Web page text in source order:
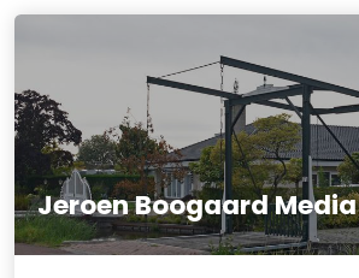
Jeroen Boogaard Media